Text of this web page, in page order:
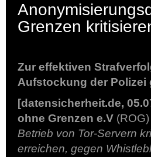
Grenzen
Zur effektiven
Aufstockung der Polizei
[datensicherheit.de,
ohne Grenzen e.V
Betrieb von Tor-Servern
erreichen, gegen